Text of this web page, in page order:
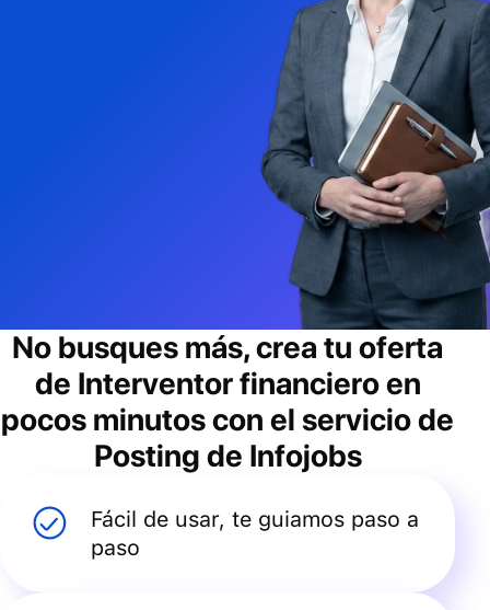
No busques más, crea tu oferta
de Interventor financieroen
pocos minutos con el servicio de
Posting de Infojobs
Fácil de usar, te guiamos paso a
paso